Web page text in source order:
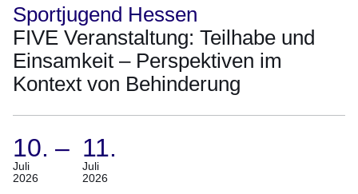
Juli
2026)
Sportjugend Hessen
FIVE Veranstaltung: Teilhabe und
Einsamkeit – Perspektiven im
Kontext von Behinderung
10.
Juli
2026
– 11.
Juli
2026
(Termin:
10.